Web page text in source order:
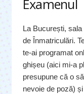
Examenul
La București,
de Înmatriculări.
te-ai programat
ghișeu (aici mi-a
presupune că o
nevoie de poză)